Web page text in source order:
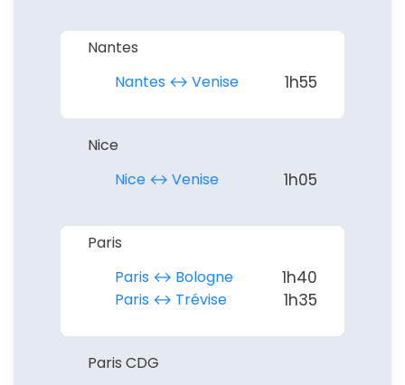
Nantes
Nantes ↔︎ Venise
1h55
Nice
Nice ↔︎ Venise
1h05
Paris
Paris ↔︎ Bologne
1h40
Paris ↔︎ Trévise 1h35
Paris CDG